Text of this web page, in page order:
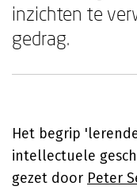
inzichten te
gedrag.
Het begrip
intellectuele
gezet door Peter